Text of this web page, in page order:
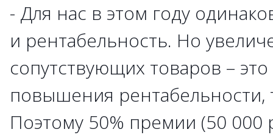
- Для нас в этом году
и рентабельность. Но
сопутствующих товаров –
повышения
Поэтому 50% премии (50 000